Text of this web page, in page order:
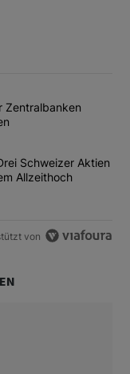
kommentierten
tiefe Nachfrage der
Zentralbanken
Zurich Insurance:
Schweizer Aktien
Allzeithoch
von